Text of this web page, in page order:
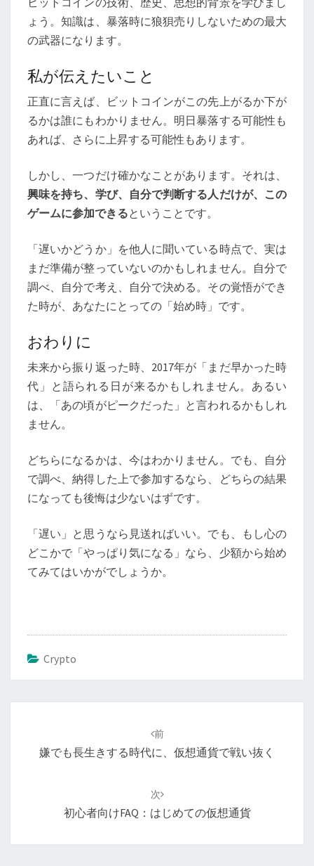
ょう。知識は、暴落時に狼狽売りしないための最大
の武器になります。
私が伝えたいこと
正直に言えば、ビットコインがこの先上がるか下が
るかは誰にもわかりません。明日暴落する可能性も
あれば、さらに上昇する可能性もあります。
しかし、一つだけ確かなことがあります。それは、
興味を持ち、学び、自分で判断する人だけが、この
ゲームに参加できるということです。
「遅いかどうか」を他人に聞いている時点で、実は
まだ準備が整っていないのかもしれません。自分で
調べ、自分で考え、自分で決める。その覚悟ができ
た時が、あなたにとっての「始め時」です。
おわりに
未来から振り返った時、2017年が「まだ早かった時
代」と語られる日が来るかもしれません。あるい
は、「あの頃がピークだった」と言われるかもしれ
ません。
どちらになるかは、今はわかりません。でも、自分
で調べ、納得した上で参加するなら、どちらの結果
になっても後悔は少ないはずです。
「遅い」と思うなら見送ればいい。でも、もし心の
どこかで「やっぱり気になる」なら、少額から始め
てみてはいかがでしょうか。
Crypto
前
嫌でも長生きする時代に、仮想通貨で戦い抜く
次
初心者向けFAQ：はじめての仮想通貨